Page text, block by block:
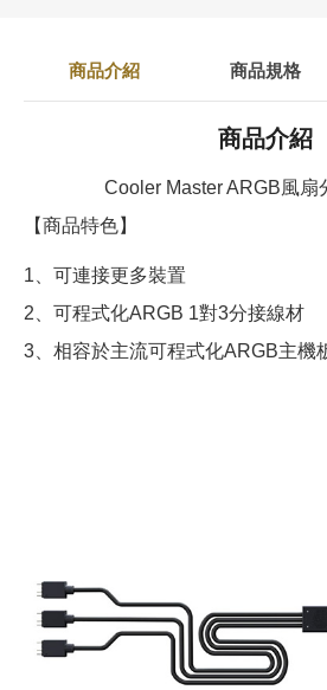
商品介紹 商品規格
商品介紹
Cooler Master ARGB風扇
【商品特色】
1、可連接更多裝置
2、可程式化ARGB 1對3分接線材
3、相容於主流可程式化ARGB主機